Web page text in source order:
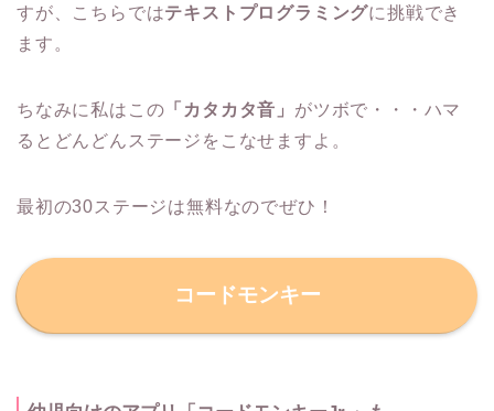
すが、こちらではテキストプログラミングに挑戦でき
ます。
ちなみに私はこの 「カタカタ音」 がツボで・・・ハマ
るとどんどんステージをこなせますよ。
最初の30ステージは無料なのでぜひ！
コードモンキー